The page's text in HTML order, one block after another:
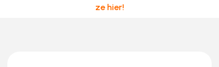
ze hier!